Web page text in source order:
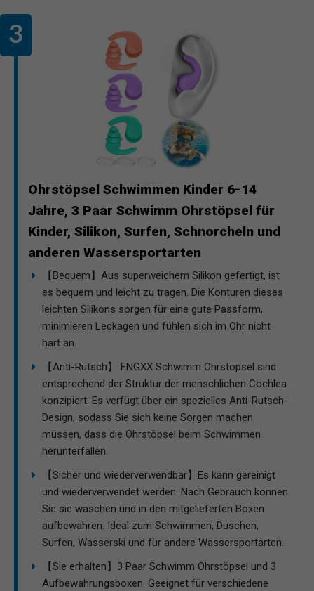
Ohrstöpsel Schwimmen Kinder 6-14
Jahre, 3 Paar Schwimm Ohrstöpsel für
Kinder, Silikon, Surfen, Schnorcheln und
anderen Wassersportarten
【Bequem】Aus superweichem Silikon gefertigt, ist
es bequem und leicht zu tragen. Die Konturen dieses
leichten Silikons sorgen für eine gute Passform,
minimieren Leckagen und fühlen sich im Ohr nicht
hart an.
【Anti-Rutsch】 FNGXX Schwimm Ohrstöpsel sind
entsprechend der Struktur der menschlichen Cochlea
konzipiert. Es verfügt über ein spezielles Anti-Rutsch-
Design, sodass Sie sich keine Sorgen machen
müssen, dass die Ohrstöpsel beim Schwimmen
herunterfallen.
【Sicher und wiederverwendbar】Es kann gereinigt
und wiederverwendet werden. Nach Gebrauch können
Sie sie waschen und in den mitgelieferten Boxen
aufbewahren. Ideal zum Schwimmen, Duschen,
Surfen, Wasserski und für andere Wassersportarten.
【Sie erhalten】3 Paar Schwimm Ohrstöpsel und 3
Aufbewahrungsboxen. Geeignet für verschiedene